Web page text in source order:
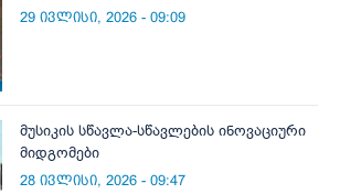
29 ივლისი, 2026 - 09:09
მუსიკის სწავლა-სწავლების ინოვაციური
მიდგომები
28 ივლისი, 2026 - 09:47